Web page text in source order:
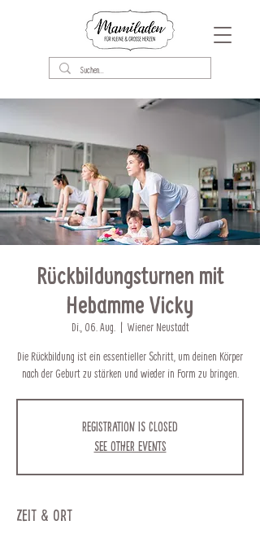
Rückbildungsturnen mit
Hebamme Vicky
Di., 06. Aug.
  |
Wiener Neustadt
Die Rückbildung ist ein essentieller Schritt, um deinen Körper
nach der Geburt zu stärken und wieder in Form zu bringen.
Registration is closed
See other events
Zeit & Ort